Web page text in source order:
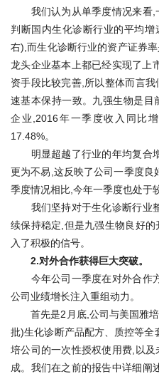
我们认为从单季度情况来看,
判断国内生化诊断行业的平均
右),而生化诊断行业的资产证券
龙头企业基本上都已经实现了上
资手段比较完善,所以整体而言
速基本保持一致。 九强生物是目
企业,2016年一季度收入同比
17.48%。
明显超越了行业的年均复合
更为不易,这反映了公司一季度
季度情况相比,今年一季度也处于
我们坚持对于生化诊断行业
续保持稳定,但是九强生物良好的
入了积极的信号。
2.对外合作获得巨大突破。
今年公司一季度在对外合作
公司业绩增长注入重组动力。
首先是2月底,公司与美国雅培
批)生化诊断产品配方、质控等
培公司的一次性授权使用费,以
成。我们在之前的报告中详细阐